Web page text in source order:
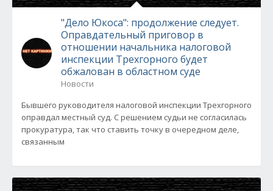
"Дело Юкоса": продолжение следует.
Оправдательный приговор в
отношении начальника налоговой
инспекции Трехгорного будет
обжалован в областном суде
Новости
Бывшего руководителя налоговой инспекции Трехгорного
оправдал местный суд. С решением судьи не согласилась
прокуратура, так что ставить точку в очередном деле,
связанным